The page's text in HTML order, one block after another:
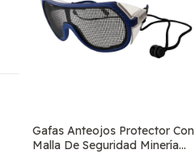
Gafas Anteojos Protector Con
Malla De Seguridad Minería